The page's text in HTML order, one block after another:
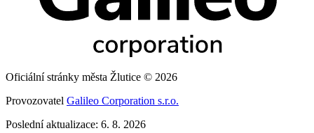
Oficiální stránky města Žlutice © 2026
Provozovatel Galileo Corporation s.r.o.
Poslední aktualizace: 6. 8. 2026